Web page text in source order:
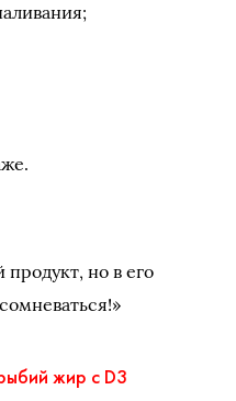
продукт, но в его
жир с D3